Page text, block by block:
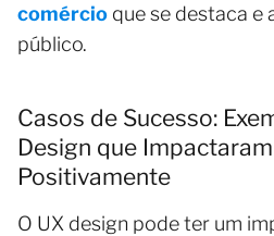
comércio que se destaca e
público.
Casos de Sucesso:
Design que
Positivamente
O UX design pode ter um